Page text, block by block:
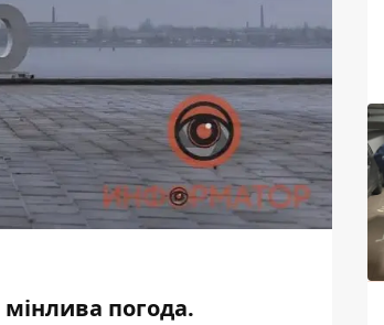
мінлива погода.